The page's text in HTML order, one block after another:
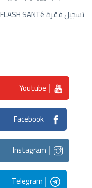
تسجيل فقرة FLASH SANTé مع أمان عيسى
Youtube
Facebook
Instagram
Telegram